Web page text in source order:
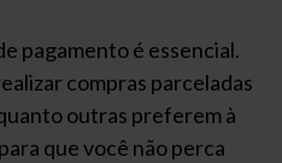
pagamento é essencial.
compras parceladas
outras preferem à
que você não perca